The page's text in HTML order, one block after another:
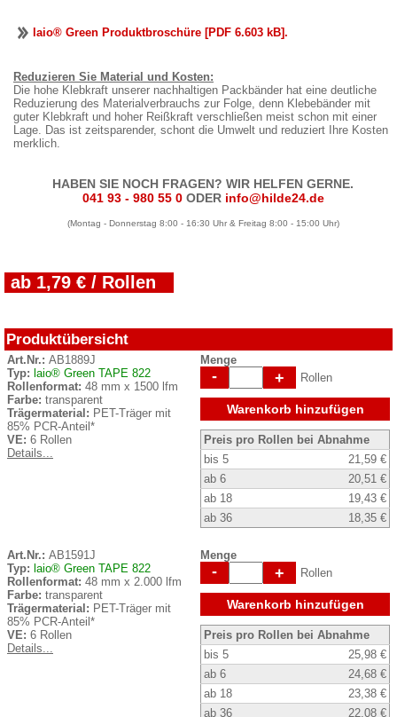
laio® Green Produktbroschüre [PDF 6.603 kB].
Reduzieren Sie Material und Kosten:
Die hohe Klebkraft unserer nachhaltigen Packbänder hat eine deutliche
Reduzierung des Materialverbrauchs zur Folge, denn Klebebänder mit
guter Klebkraft und hoher Reißkraft verschließen meist schon mit einer
Lage. Das ist zeitsparender, schont die Umwelt und reduziert Ihre Kosten
merklich.
HABEN SIE NOCH FRAGEN? WIR HELFEN GERNE.
041 93 - 980 55 0 ODER info@hilde24.de
(Montag - Donnerstag 8:00 - 16:30 Uhr & Freitag 8:00 - 15:00 Uhr)
ab 1,79 € / Rollen
Produktübersicht
Art.Nr.: AB1889J
Typ: laio® Green TAPE 822
Rollenformat: 48 mm x 1500 lfm
Farbe: transparent
Trägermaterial: PET-Träger mit
85% PCR-Anteil*
VE: 6 Rollen
Details...
Menge
- + Rollen
Warenkorb hinzufügen
Preis pro Rollen bei Abnahme
bis 5
21,59 €
ab 6
20,51 €
ab 18
19,43 €
ab 36
18,35 €
Art.Nr.: AB1591J
Typ: laio® Green TAPE 822
Rollenformat: 48 mm x 2.000 lfm
Farbe: transparent
Trägermaterial: PET-Träger mit
85% PCR-Anteil*
VE: 6 Rollen
Details...
Menge
- + Rollen
Warenkorb hinzufügen
Preis pro Rollen bei Abnahme
bis 5
25,98 €
ab 6
24,68 €
ab 18
23,38 €
ab 36
22,08 €